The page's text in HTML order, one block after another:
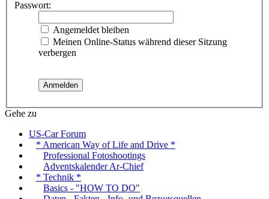
Passwort:
Angemeldet bleiben
Meinen Online-Status während dieser Sitzung
verbergen
Gehe zu
US-Car Forum
* American Way of Life and Drive *
Professional Fotoshootings
Adventskalender Ar-Chief
* Technik *
Basics - "HOW TO DO"